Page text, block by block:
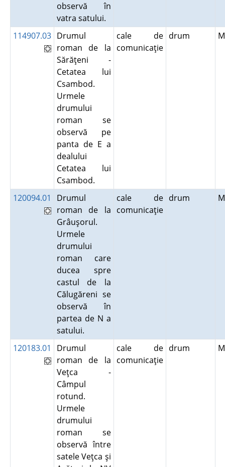
observă în
vatra satului.
114907.03 Drumul
roman de la
Sărăţeni -
Cetatea lui
Csambod.
Urmele
drumului
roman se
observă pe
panta de E a
dealului
Cetatea lui
Csambod.
cale de
comunicaţie
drum
120094.01
Drumul
roman de la
Grâuşorul.
Urmele
drumului
roman care
ducea spre
castul de la
Călugăreni se
observă în
partea de N a
satului.
cale de
comunicaţie
drum
120183.01
Drumul
roman de la
Veţca -
Câmpul
rotund.
Urmele
drumului
roman se
observă între
satele Veţca şi
cale de
comunicaţie
drum